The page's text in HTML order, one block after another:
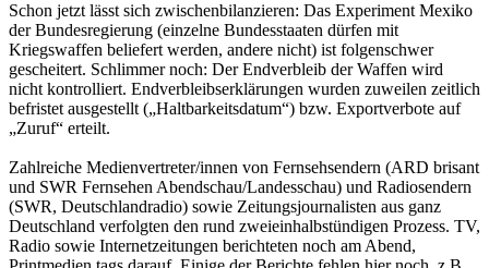
Schon jetzt lässt sich zwischenbilanzieren: Das Experiment Mexiko
der Bundesregierung (einzelne Bundesstaaten dürfen mit
Kriegswaffen beliefert werden, andere nicht) ist folgenschwer
gescheitert. Schlimmer noch: Der Endverbleib der Waffen wird
nicht kontrolliert. Endverbleibserklärungen wurden zuweilen zeitlich
befristet ausgestellt („Haltbarkeitsdatum“) bzw. Exportverbote auf
„Zuruf“ erteilt.
Zahlreiche Medienvertreter/innen von Fernsehsendern (ARD brisant
und SWR Fernsehen Abendschau/Landesschau) und Radiosendern
(SWR, Deutschlandradio) sowie Zeitungsjournalisten aus ganz
Deutschland verfolgten den rund zweieinhalbstündigen Prozess. TV,
Radio sowie Internetzeitungen berichteten noch am Abend,